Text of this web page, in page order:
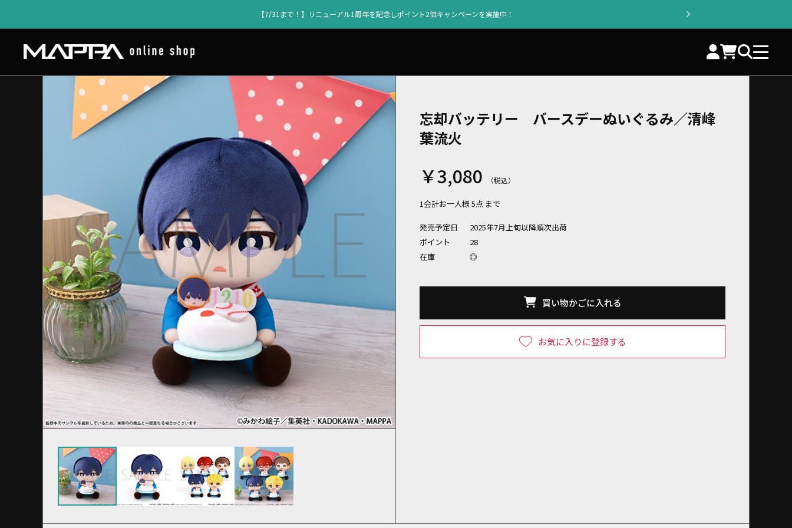
【7/31まで！】リニューアル1周年を記念しポイント2倍キャンペーンを実施中！
忘却バッテリー バースデーぬいぐるみ／清峰
葉流火
￥3,080
1会計お一人様 5点 まで
発売予定日
2025年7月上旬以降順次出荷
ポイント
28
在庫
◎
買い物かごに入れる
お気に入りに登録する